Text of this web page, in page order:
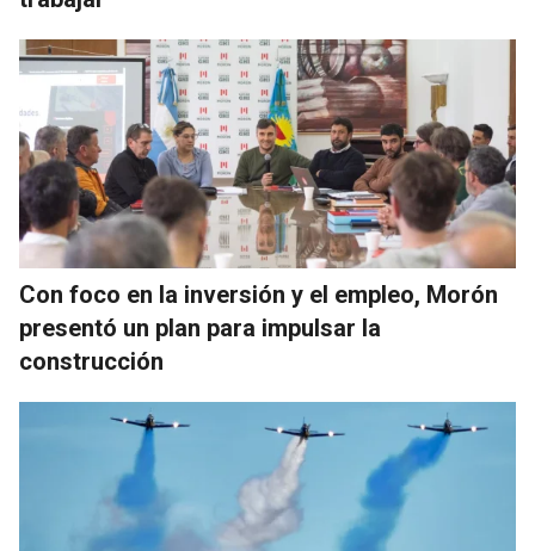
Con foco en la inversión y el empleo, Morón
presentó un plan para impulsar la
construcción